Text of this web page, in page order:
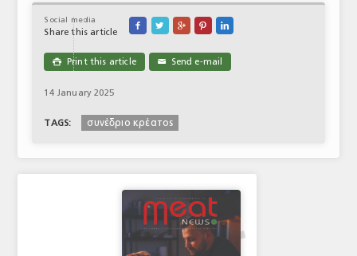
Social media
Share this article
    
 Print this article ✉ Send e-mail
14 January 2025
TAGS: συνέδριο κρέατος